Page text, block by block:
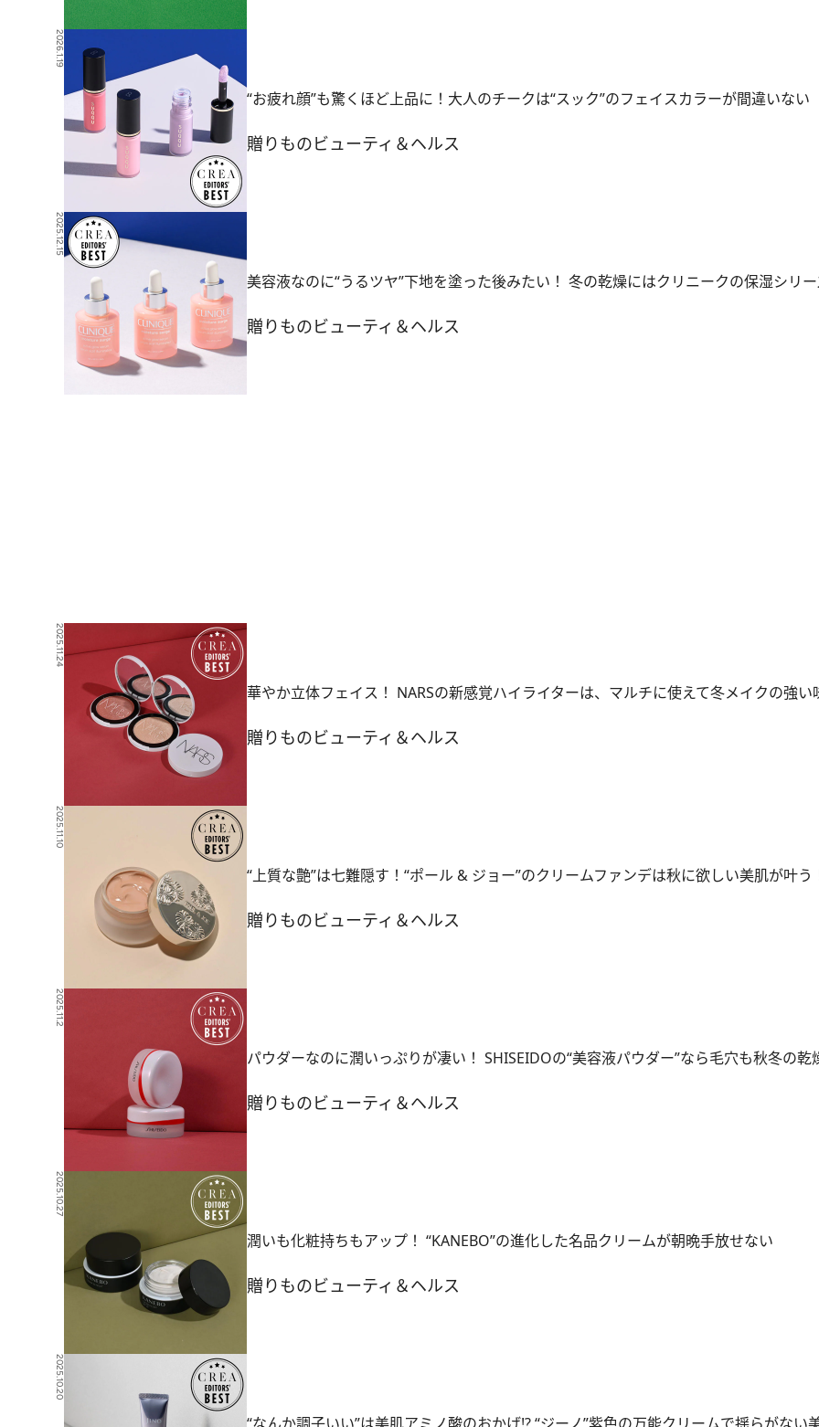
2026.1.19
“お疲れ顔”も驚くほど上品に！大人のチークは“スック”のフェイスカラーが間違いない
贈りものビューティ＆ヘルス
2025.12.15
美容液なのに“うるツヤ”下地を塗った後みたい！ 冬の乾燥にはクリニークの保湿シリ
贈りものビューティ＆ヘルス
2025.11.24
華やか立体フェイス！ NARSの新感覚ハイライターは、マルチに使えて冬メイクの強い
贈りものビューティ＆ヘルス
2025.11.10
“上質な艶”は七難隠す！“ポール & ジョー”のクリームファンデは秋に欲しい美肌が叶う
贈りものビューティ＆ヘルス
2025.11.2
パウダーなのに潤いっぷりが凄い！ SHISEIDOの“美容液パウダー”なら毛穴も秋冬の乾
贈りものビューティ＆ヘルス
2025.10.27
潤いも化粧持ちもアップ！ “KANEBO”の進化した名品クリームが朝晩手放せない
贈りものビューティ＆ヘルス
2025.10.20